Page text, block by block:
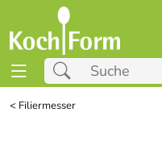
< Filiermesser